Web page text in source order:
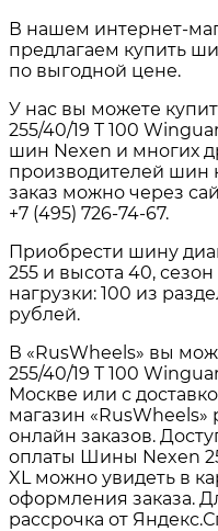
В нашем интернет-
предлагаем купить
по выгодной цене.
У нас вы можете
255/40/19 T 100
шин Nexen и многих
производителей шин
заказ можно через
+7 (495) 726-74-67.
Приобрести шину
255 и высота 40,
нагрузки: 100 из
рублей.
В «RusWheels» вы
255/40/19 T 100
Москве или с
магазин «RusWheels»
онлайн заказов.
оплаты Шины Nexen
XL можно увидеть в
оформления заказа.
рассрочка от